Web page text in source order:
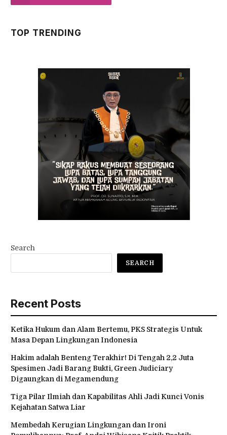
TOP TRENDING
Search
SEARCH
Recent Posts
Ketika Hukum dan Alam Bertemu, PKS Strategis Untuk
Masa Depan Lingkungan Indonesia
Hakim adalah Benteng Terakhir! Di Tengah 2,2 Juta
Spesimen Jadi Barang Bukti, Green Judiciary
Digaungkan di Megamendung
Tiga Pilar Ilmiah dan Kapabilitas Ahli Jadi Kunci Vonis
Kejahatan Satwa Liar
Membedah Kerugian Lingkungan dan Ironi